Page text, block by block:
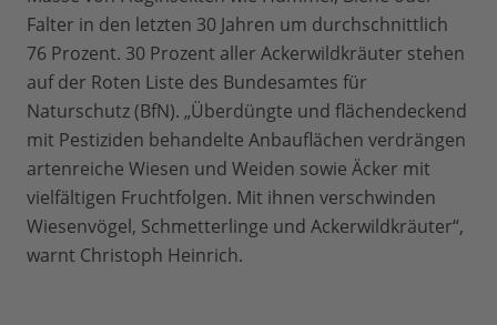
Falter in den letzten 30 Jahren um durchschnittlich
76 Prozent. 30 Prozent aller Ackerwildkräuter stehen
auf der Roten Liste des Bundesamtes für
Naturschutz (BfN). „Überdüngte und flächendeckend
mit Pestiziden behandelte Anbauflächen verdrängen
artenreiche Wiesen und Weiden sowie Äcker mit
vielfältigen Fruchtfolgen. Mit ihnen verschwinden
Wiesenvögel, Schmetterlinge und Ackerwildkräuter“,
warnt Christoph Heinrich.